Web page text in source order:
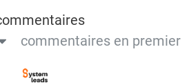
commentaires en premier